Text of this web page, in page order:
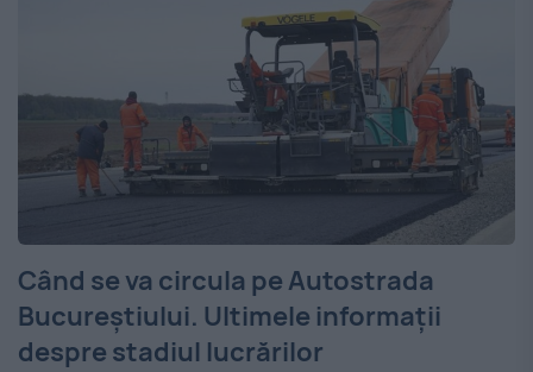
Când se va circula pe Autostrada
Bucureștiului. Ultimele informații
despre stadiul lucrărilor